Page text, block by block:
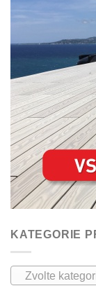
KATEGORIE
Zvolte